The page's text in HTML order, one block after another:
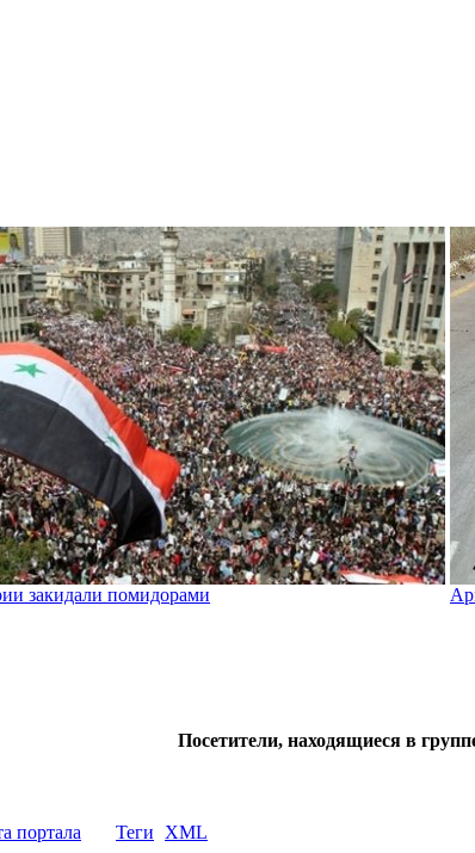
закидали помидорами
Посетители, находящиеся в
портала Теги XML